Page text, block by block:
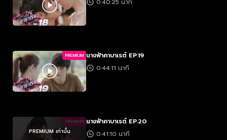
0:40:25 นาที
PREMIUM นางฟ้าคาบาเรต์ EP.19
0:44:11 นาที
PREMIUM
PREMIUM เท่านั้น
นางฟ้าคาบาเรต์ EP.20
0:41:10 นาที